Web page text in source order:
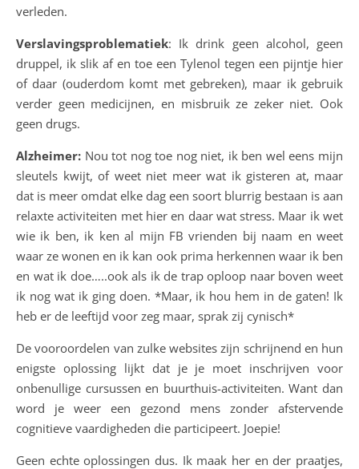
verleden.
Verslavingsproblematiek: Ik drink geen alcohol, geen
druppel, ik slik af en toe een Tylenol tegen een pijntje hier
of daar (ouderdom komt met gebreken), maar ik gebruik
verder geen medicijnen, en misbruik ze zeker niet. Ook
geen drugs.
Alzheimer: Nou tot nog toe nog niet, ik ben wel eens mijn
sleutels kwijt, of weet niet meer wat ik gisteren at, maar
dat is meer omdat elke dag een soort blurrig bestaan is aan
relaxte activiteiten met hier en daar wat stress. Maar ik wet
wie ik ben, ik ken al mijn FB vrienden bij naam en weet
waar ze wonen en ik kan ook prima herkennen waar ik ben
en wat ik doe…..ook als ik de trap oploop naar boven weet
ik nog wat ik ging doen. *Maar, ik hou hem in de gaten! Ik
heb er de leeftijd voor zeg maar, sprak zij cynisch*
De vooroordelen van zulke websites zijn schrijnend en hun
enigste oplossing lijkt dat je je moet inschrijven voor
onbenullige cursussen en buurthuis-activiteiten. Want dan
word je weer een gezond mens zonder afstervende
cognitieve vaardigheden die participeert. Joepie!
Geen echte oplossingen dus. Ik maak her en der praatjes,